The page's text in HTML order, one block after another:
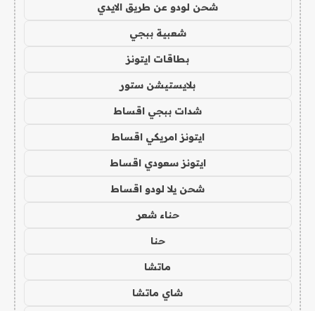
شحن لودو عن طريق الايدي
شعبية ببجي
بطاقات ايتونز
بلايستيشن ستور
شدات ببجي اقساط
ايتونز امريكي اقساط
ايتونز سعودي اقساط
شحن يلا لودو اقساط
حناء شعر
حنا
ماتشا
شاي ماتشا